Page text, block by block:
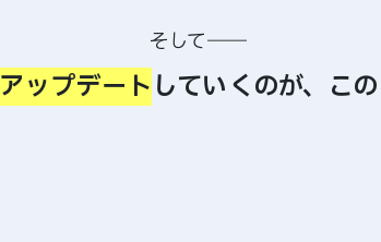
そして――
ップデート していくのが、こ